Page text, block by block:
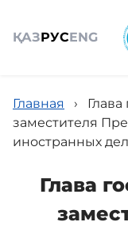
ҚАЗРУСENG
Общие
Главная ›
заместителя
иностранных
Глава